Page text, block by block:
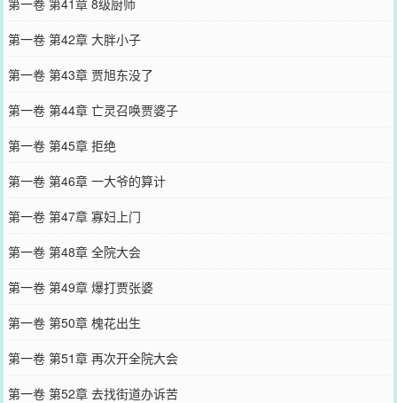
第一卷 第42章 大胖小子
第一卷 第43章 贾旭东没了
第一卷 第44章 亡灵召唤贾婆子
第一卷 第45章 拒绝
第一卷 第46章 一大爷的算计
第一卷 第47章 寡妇上门
第一卷 第48章 全院大会
第一卷 第49章 爆打贾张婆
第一卷 第50章 槐花出生
第一卷 第51章 再次开全院大会
第一卷 第52章 去找街道办诉苦